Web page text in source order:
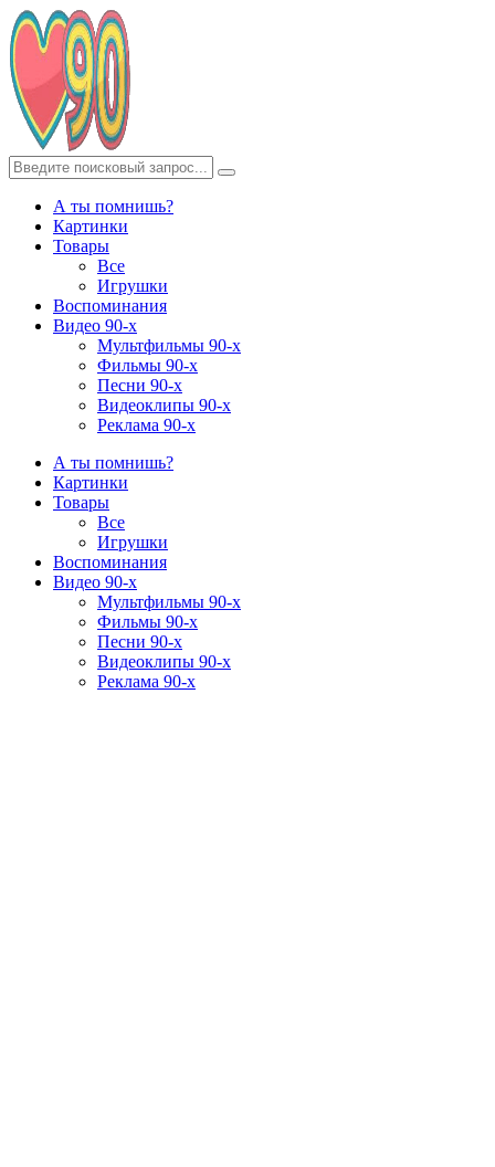
А ты помнишь?
Картинки
Товары
Все
Игрушки
Воспоминания
Видео 90-х
Мультфильмы 90-х
Фильмы 90-х
Песни 90-х
Видеоклипы 90-х
Реклама 90-х
А ты помнишь?
Картинки
Товары
Все
Игрушки
Воспоминания
Видео 90-х
Мультфильмы 90-х
Фильмы 90-х
Песни 90-х
Видеоклипы 90-х
Реклама 90-х